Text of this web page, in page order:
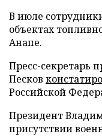
В июле
объектах
Анапе.
Пресс-секретарь
Песков
Российской
Президент
присутствии